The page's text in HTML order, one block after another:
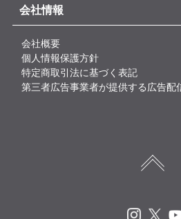
会社情報
会社概要
個人情報保護方針
特定商取引法に基づく表記
第三者広告事業者が提供する広告配